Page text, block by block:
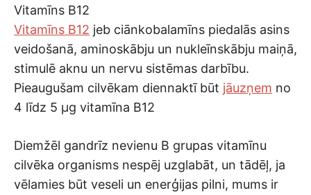
Vitamīns B12
Vitamīns B12 jeb ciānkobalamīns piedalās asins
veidošanā, aminoskābju un nukleīnskābju maiņā,
stimulē aknu un nervu sistēmas darbību.
Pieaugušam cilvēkam diennaktī būt jāuzņem no
4 līdz 5 μg vitamīna B12
Diemžēl gandrīz nevienu B grupas vitamīnu
cilvēka organisms nespēj uzglabāt, un tādēļ, ja
vēlamies būt veseli un enerģijas pilni, mums ir